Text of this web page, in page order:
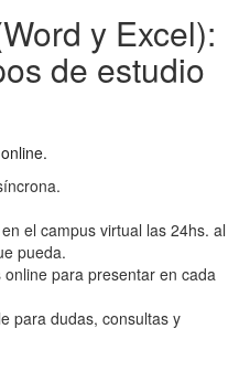
y Excel):
de estudio
el campus virtual las 24hs. al
pueda.
para presentar en cada
para dudas, consultas y